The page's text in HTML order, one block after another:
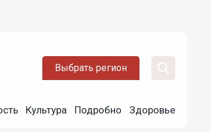
Выбрать регион
Культура Подробно Здоровье